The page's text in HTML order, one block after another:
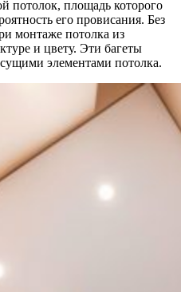
потолок, площадь которого
его провисания. Без
монтаже потолка из
и цвету. Эти багеты
элементами потолка.